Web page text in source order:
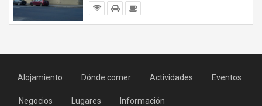
Alojamiento Dónde comer Actividades Eventos
Negocios Lugares Información